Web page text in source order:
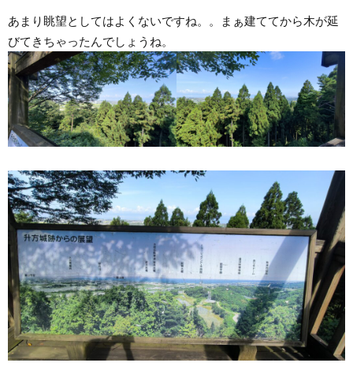
あまり眺望としてはよくないですね。。まぁ建ててから木が延
びてきちゃったんでしょうね。